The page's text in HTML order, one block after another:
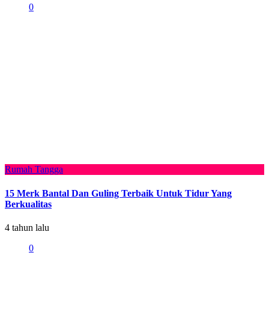
0
Rumah Tangga
15 Merk Bantal Dan Guling Terbaik Untuk Tidur Yang
Berkualitas
4 tahun lalu
0